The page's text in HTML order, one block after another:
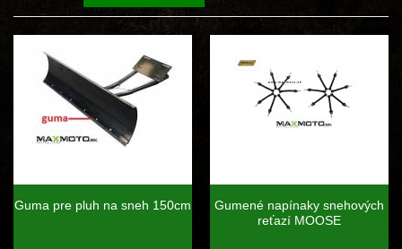
Guma pre pluh na sneh 150cm
Gumené napínaky snehových
reťazí MOOSE